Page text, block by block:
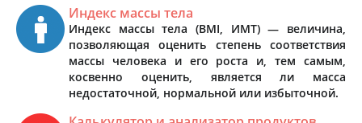
Индекс массы тела
Индекс массы тела (BMI, ИМТ) — величина,
позволяющая оценить степень соответствия
массы человека и его роста и, тем самым,
косвенно оценить, является ли масса
недостаточной, нормальной или избыточной.